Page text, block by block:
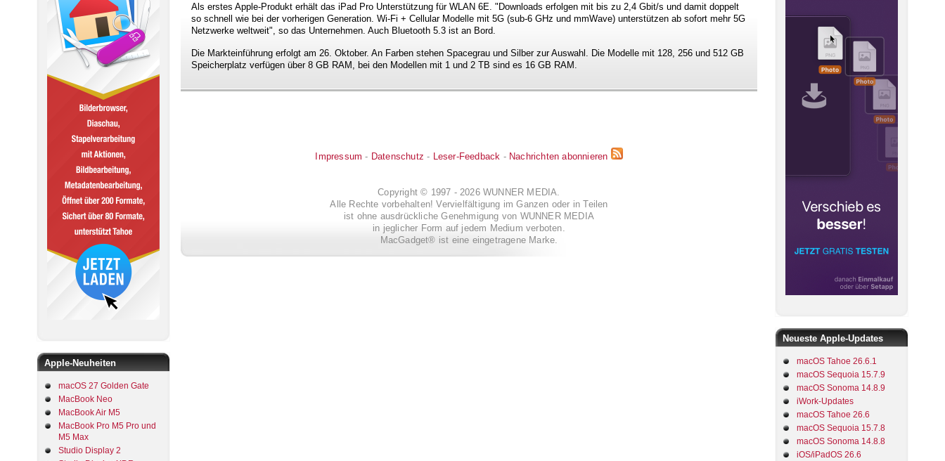
Apple-Neuheiten
macOS 27 Golden Gate
MacBook Neo
MacBook Air M5
MacBook Pro M5 Pro und
M5 Max
Studio Display 2
Als erstes Apple-Produkt erhält das iPad Pro Unterstützung für WLAN 6E. "Downloads erfolgen mit bis zu 2,4 Gbit/s und damit doppelt
so schnell wie bei der vorherigen Generation. Wi-Fi + Cellular Modelle mit 5G (sub‑6 GHz und mmWave) unterstützen ab sofort mehr 5G
Netzwerke weltweit", so das Unternehmen. Auch Bluetooth 5.3 ist an Bord.
Die Markteinführung erfolgt am 26. Oktober. An Farben stehen Spacegrau und Silber zur Auswahl. Die Modelle mit 128, 256 und 512 GB
Speicherplatz verfügen über 8 GB RAM, bei den Modellen mit 1 und 2 TB sind es 16 GB RAM.
Impressum - Datenschutz - Leser-Feedback - Nachrichten abonnieren
Copyright © 1997 - 2026 WUNNER MEDIA.
Alle Rechte vorbehalten! Vervielfältigung im Ganzen oder in Teilen
ist ohne ausdrückliche Genehmigung von WUNNER MEDIA
in jeglicher Form auf jedem Medium verboten.
MacGadget® ist eine eingetragene Marke.
Neueste Apple-Updates
macOS Tahoe 26.6.1
macOS Sequoia 15.7.9
macOS Sonoma 14.8.9
iWork-Updates
macOS Tahoe 26.6
macOS Sequoia 15.7.8
macOS Sonoma 14.8.8
iOS/iPadOS 26.6